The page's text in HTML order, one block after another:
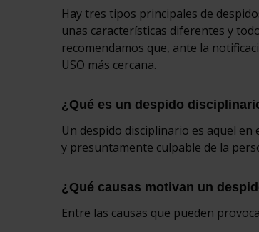
Hay tres tipos principales de
unas características diferentes y
recomendamos que, ante la
USO más cercana.
¿Qué es un despido
Un despido disciplinario es aquel
y presuntamente culpable de la
¿Qué causas motivan un
Entre las causas que pueden